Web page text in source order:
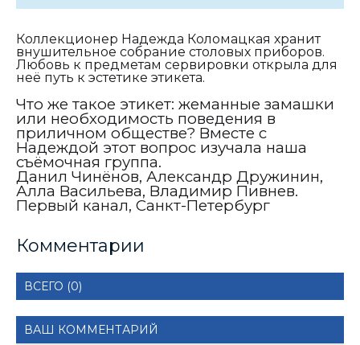
Коллекционер Надежда Коломацкая хранит
внушительное собрание столовых приборов.
Любовь к предметам сервировки открыла для
неё путь к эстетике этикета.
Что же такое этикет: жеманные замашки
или необходимость поведения в
приличном обществе? Вместе с
Надеждой этот вопрос изучала наша
съёмочная группа.
Данил Чинёнов, Александр Дружинин,
Алла Васильева, Владимир Пивнев.
Первый канал, Санкт-Петербург
Комментарии
ВСЕГО (0)
ВАШ КОММЕНТАРИЙ